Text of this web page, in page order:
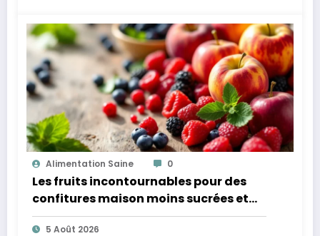
Alimentation Saine 0
Les fruits incontournables pour des
confitures maison moins sucrées et
plus légères
5 Août 2026